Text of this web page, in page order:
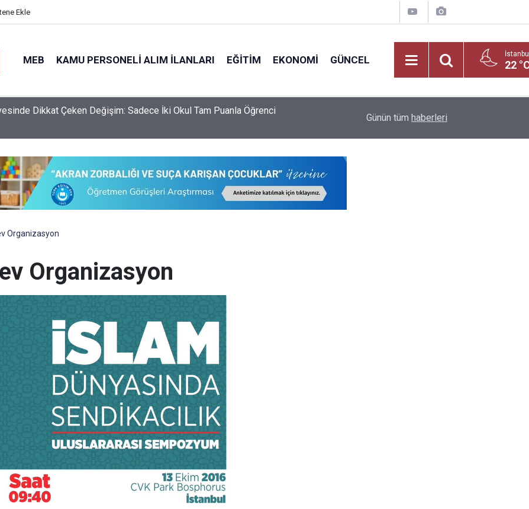
Ekle
MEB KAMU PERSONELI ALIM İLANLARI EĞITIM EKONOMI GÜNCEL 22
Yerleştirme Sonuçlarına Göre Türkiye'nin En İyi Liseleri Belli Oldu
Bürokratik Devrim!
Günün tüm haberleri
Organizasyon
Organizasyon